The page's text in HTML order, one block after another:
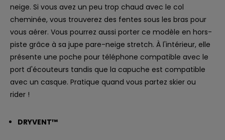
neige. Si vous avez un peu trop chaud avec le col
cheminée, vous trouverez des fentes sous les bras pour
vous aérer. Vous pourrez aussi porter ce modèle en hors-
piste grâce à sa jupe pare-neige stretch. À l'intérieur, elle
présente une poche pour téléphone compatible avec le
port d'écouteurs tandis que la capuche est compatible
avec un casque. Pratique quand vous partez skier ou
rider !
DRYVENT™